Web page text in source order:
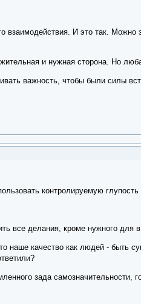
взаимодействия. И это так. Можно
и нужная сторона. Но
важность, чтобы были силы
контролируемую
все делания, кроме нужного для
наше качество как людей -
зада самозначительности,